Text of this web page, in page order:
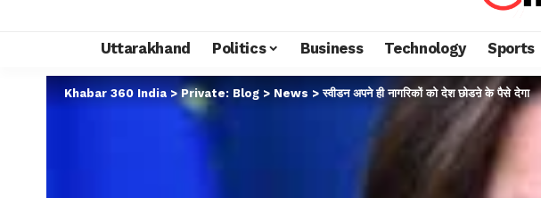
Uttarakhand Politics Business Technology Sports
Khabar 360 India>Private: Blog > News >स्वीडन अपने ही नागरिकों को देश छोडऩे के पैसे देगा